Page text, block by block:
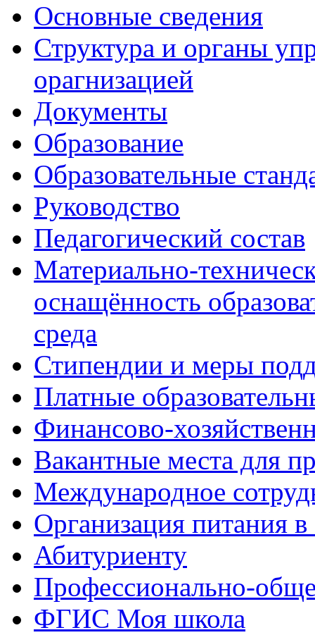
Основные сведения
Структура и органы
орагнизацией
Документы
Образование
Образовательные
Руководство
Педагогический состав
Материально-
оснащённость
среда
Стипендии и меры
Платные
Финансово-
Вакантные места для
Международное
Организация питания в
Абитуриенту
Профессионально-
ФГИС Моя школа